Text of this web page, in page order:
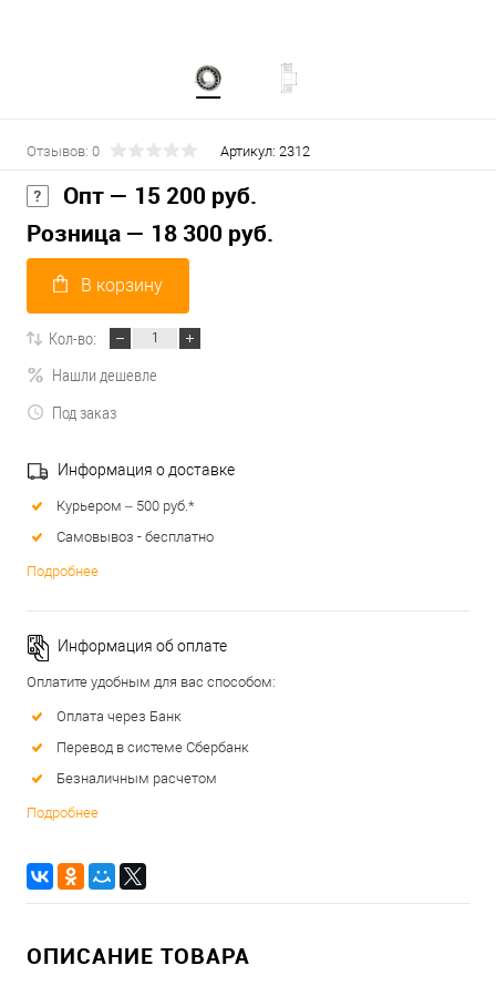
Отзывов: 0 Артикул: 2312
Опт — 15 200 руб.
Розница — 18 300 руб.
В корзину
Кол-во:
Нашли дешевле
Под заказ
Информация о доставке
Курьером – 500 руб.*
Самовывоз - бесплатно
Подробнее
Информация об оплате
Оплатите удобным для вас способом:
Оплата через Банк
Перевод в системе Сбербанк
Безналичным расчетом
Подробнее
ОПИСАНИЕ ТОВАРА